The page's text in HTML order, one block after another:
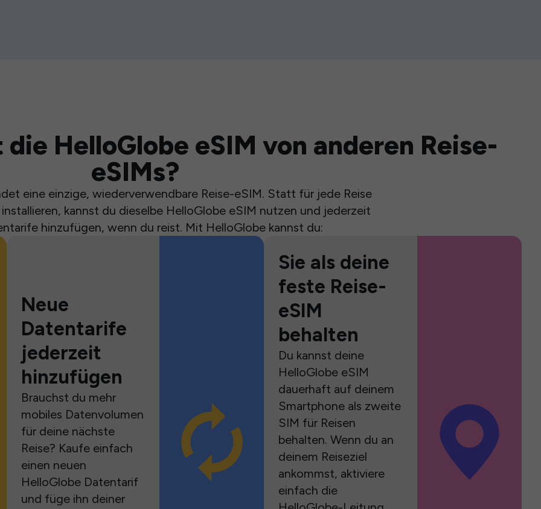
HelloGlobe eSIM von anderen Reise-
eSIMs?
eine einzige, wiederverwendbare Reise-eSIM. Statt für jede Reise
kannst du dieselbe HelloGlobe eSIM nutzen und jederzeit
hinzufügen, wenn du reist. Mit HelloGlobe kannst du:
Neue
Datentarife
jederzeit
hinzufügen
Brauchst du mehr
mobiles Datenvolumen
für deine nächste
Reise? Kaufe einfach
einen neuen
HelloGlobe Datentarif
und füge ihn deiner
Sie als deine
feste Reise-
eSIM
behalten
Du kannst deine
HelloGlobe eSIM
dauerhaft auf deinem
Smartphone als zweite
SIM für Reisen
behalten. Wenn du an
deinem Reiseziel
ankommst, aktiviere
einfach die